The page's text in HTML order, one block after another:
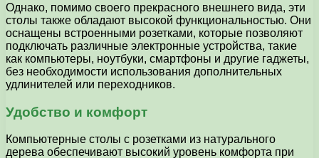
Однако, помимо своего прекрасного внешнего вида, эти
столы также обладают высокой функциональностью. Они
оснащены встроенными розетками, которые позволяют
подключать различные электронные устройства, такие
как компьютеры, ноутбуки, смартфоны и другие гаджеты,
без необходимости использования дополнительных
удлинителей или переходников.
Удобство и комфорт
Компьютерные столы с розетками из натурального
дерева обеспечивают высокий уровень комфорта при